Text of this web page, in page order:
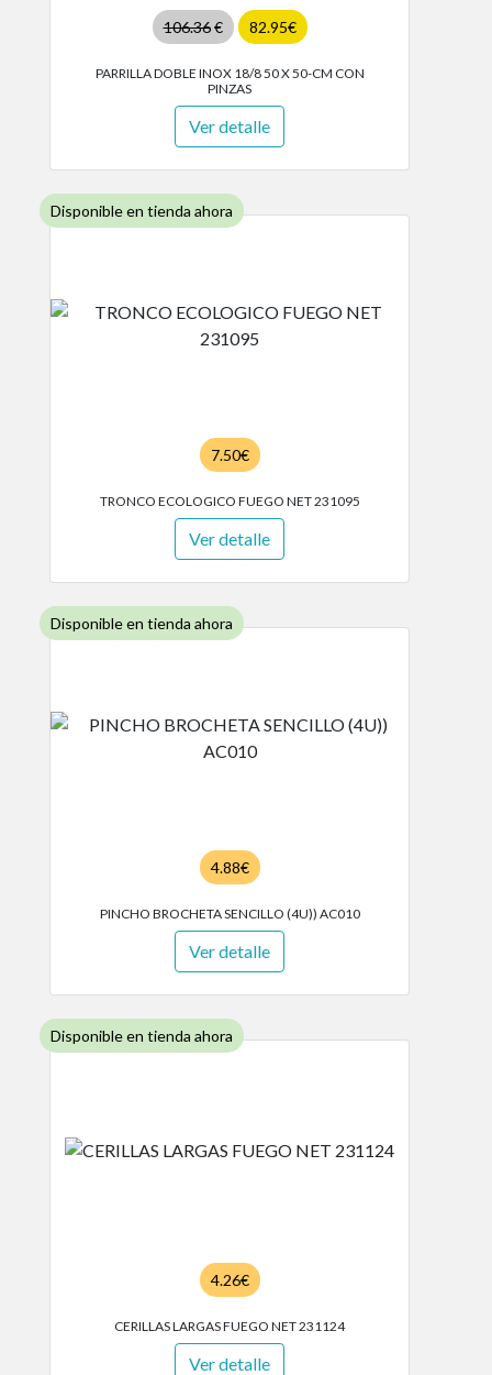
106.36€ 82.95€
PARRILLA DOBLE INOX 18/8 50 X 50-CM CON
PINZAS
Ver detalle
Disponible en tienda ahora
7.50€
TRONCO ECOLOGICO FUEGO NET 231095
Ver detalle
Disponible en tienda ahora
4.88€
PINCHO BROCHETA SENCILLO (4U)) AC010
Ver detalle
Disponible en tienda ahora
4.26€
CERILLAS LARGAS FUEGO NET 231124
Ver detalle